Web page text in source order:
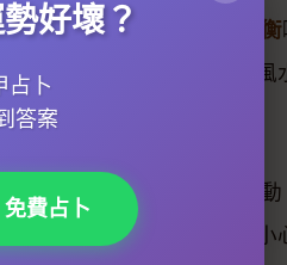
嘅影響。2026年， 五行平衡
過強或過弱，可以透過風
果 青年運勢顯示今年有變
就可能係破財嘅先兆，要小
好壞？
占卜
答案
費占卜